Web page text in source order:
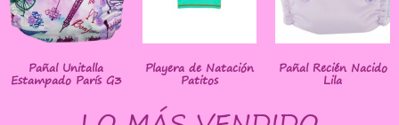
Pañal Unitalla
Estampado París G3
Playera de Natación
Patitos
Pañal Recién Nacido
Lila